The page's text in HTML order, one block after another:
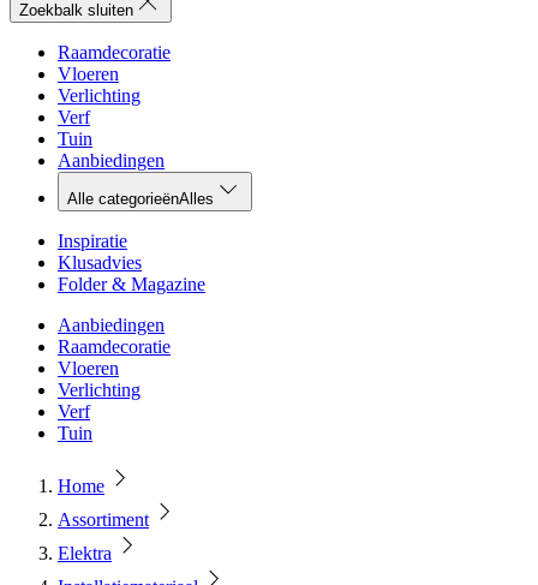
Zoekbalk sluiten
Raamdecoratie
Vloeren
Verlichting
Verf
Tuin
Aanbiedingen
Alle categorieënAlles
Inspiratie
Klusadvies
Folder & Magazine
Aanbiedingen
Raamdecoratie
Vloeren
Verlichting
Verf
Tuin
Home
Assortiment
Elektra